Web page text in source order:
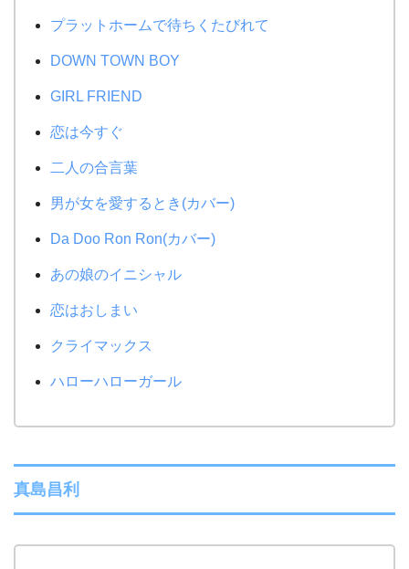
プラットホームで待ちくたびれて
DOWN TOWN BOY
GIRL FRIEND
恋は今すぐ
二人の合言葉
男が女を愛するとき(カバー)
Da Doo Ron Ron(カバー)
あの娘のイニシャル
恋はおしまい
クライマックス
ハローハローガール
真島昌利